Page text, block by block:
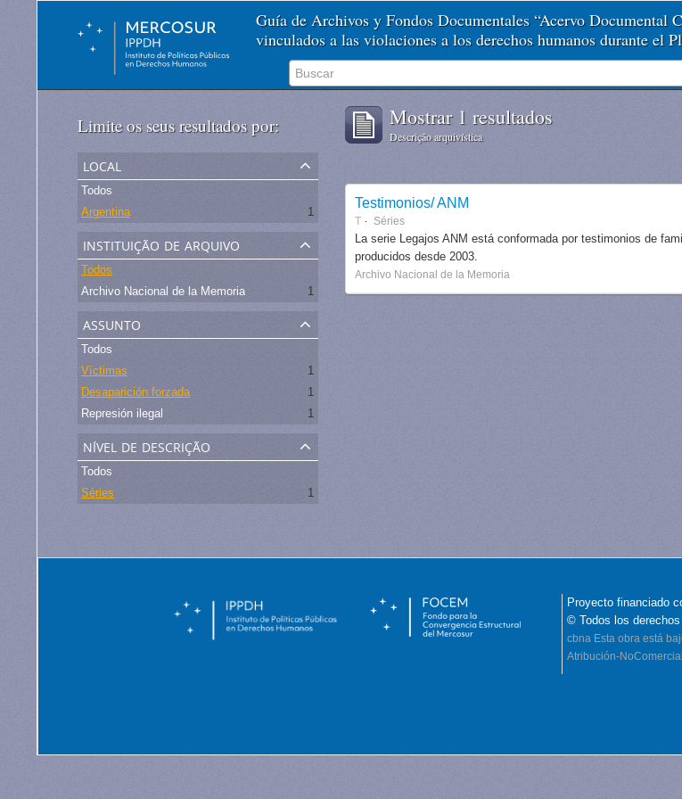
Guía de Archivos y Fondos Documentales “Acervo Documental
vinculados a las violaciones a los derechos humanos durante el
Limite os seus resultados por:
local
Todos
Argentina
1
instituição de arquivo
Todos
Archivo Nacional de la Memoria
1
assunto
Todos
Víctimas
1
Desaparición forzada
1
Represión ilegal
1
nível de descrição
Todos
Séries
1
Mostrar 1 resultados
Descrição arquivística
Testimonios/ ANM
T Séries
La serie Legajos ANM está conformada por testimonios de
producidos desde 2003.
Archivo Nacional de la Memoria
Proyecto financiado
© Todos los
cbna Esta obra está
Atribución-